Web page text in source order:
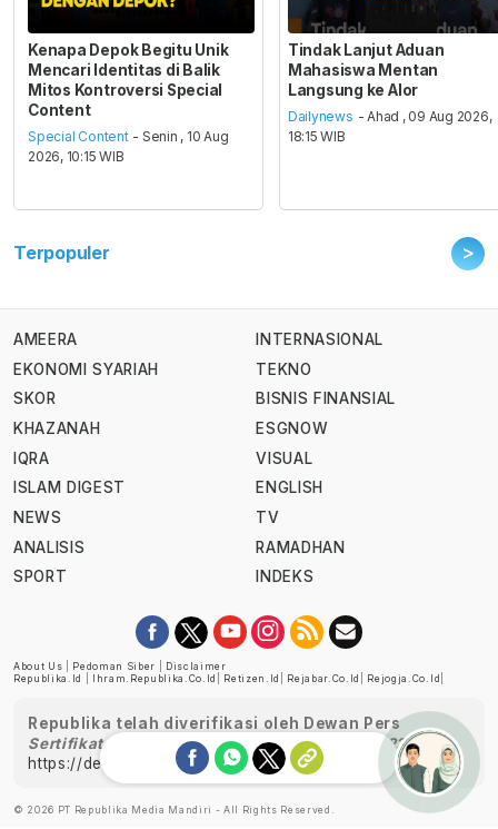
Kenapa Depok Begitu Unik
Mencari Identitas di Balik
Mitos Kontroversi Special
Content
Special Content - Senin , 10 Aug
2026, 10:15 WIB
Tindak Lanjut Aduan
Mahasiswa Mentan
Langsung ke Alor
Dailynews - Ahad , 09 Aug 2026,
18:15 WIB
Terpopuler >
AMEERA
EKONOMI SYARIAH
SKOR
KHAZANAH
IQRA
ISLAM DIGEST
NEWS
ANALISIS
SPORT
INTERNASIONAL
TEKNO
BISNIS FINANSIAL
ESGNOW
VISUAL
ENGLISH
TV
RAMADHAN
INDEKS
About Us Pedoman Siber
Disclaimer
Republika.id
Ihram.republika.co.id Retizen.id Rejabar.co.id Rejogja.co.id
Republika telah diverifikasi oleh Dewan Pers
Sertifikat Nomor 1058/DP-Verifikasi/K/XII/2022
https://dewanpers.or.id/data/perusahaanpers
© 2026 PT Republika Media Mandiri - All Rights Reserved. Ask me!